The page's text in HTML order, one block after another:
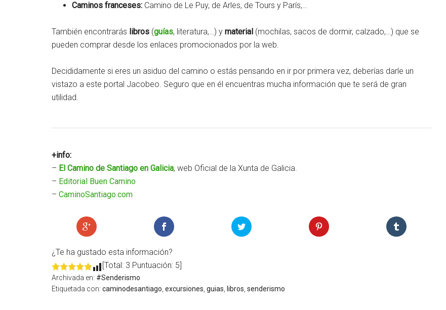
Caminos franceses: Camino de Le Puy, de Arles, de Tours y París,…
También encontrarás libros (guías, literatura,…) y material (mochilas, sacos de dormir, calzado,…) que se
pueden comprar desde los enlaces promocionados por la web.
Decididamente si eres un asiduo del camino o estás pensando en ir por primera vez, deberías darle un
vistazo a este portal Jacobeo. Seguro que en él encuentras mucha información que te será de gran
utilidad.
+info:
– El Camino de Santiago en Galicia, web Oficial de la Xunta de Galicia.
– Editorial Buen Camino
– CaminoSantiago.com
¿Te ha gustado esta información?
[Total: 3 Puntuación: 5]
Archivada en: #Senderismo
Etiquetada con: caminodesantiago excursiones guias libros senderismo